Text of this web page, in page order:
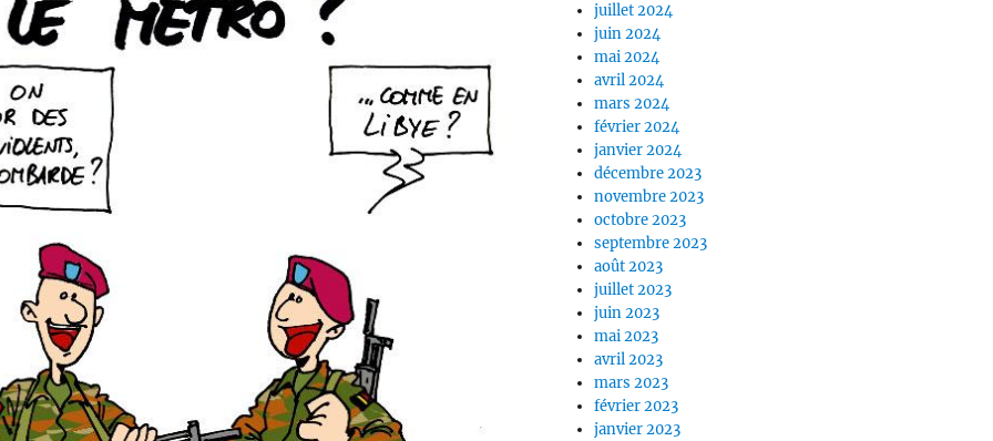
juillet 2024
juin 2024
mai 2024
avril 2024
mars 2024
février 2024
janvier 2024
décembre 2023
novembre 2023
octobre 2023
septembre 2023
août 2023
juillet 2023
juin 2023
mai 2023
avril 2023
mars 2023
février 2023
janvier 2023